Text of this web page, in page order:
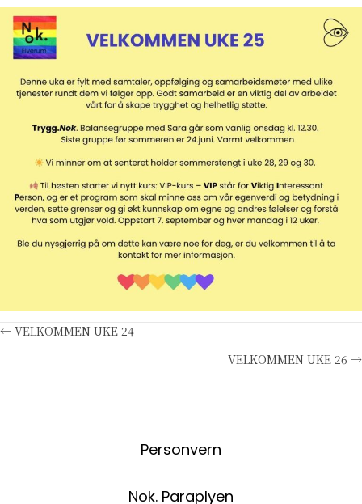
Posts
← VELKOMMEN UKE 24
VELKOMMEN UKE 26 →
Personvern
Nok. Paraplyen